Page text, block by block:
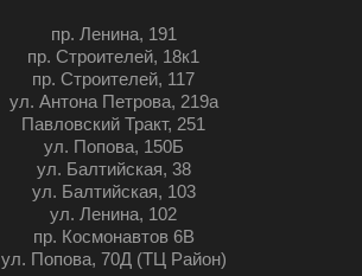
пр. Ленина, 191
пр. Строителей, 18к1
пр. Строителей, 117
ул. Антона Петрова, 219а
Павловский Тракт, 251
ул. Попова, 150Б
ул. Балтийская, 38
ул. Балтийская, 103
ул. Ленина, 102
пр. Космонавтов 6В
ул. Попова, 70Д (ТЦ Район)